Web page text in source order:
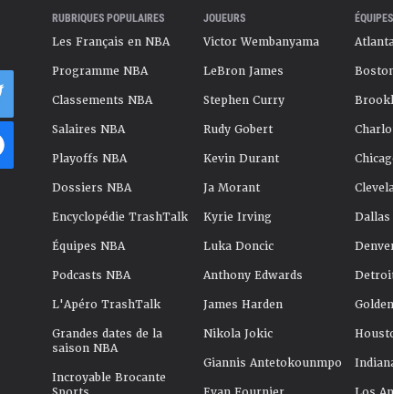
RUBRIQUES POPULAIRES
Les Français en NBA
Programme NBA
Classements NBA
Salaires NBA
Playoffs NBA
Dossiers NBA
Encyclopédie TrashTalk
Équipes NBA
Podcasts NBA
L'Apéro TrashTalk
Grandes dates de la
saison NBA
Incroyable Brocante
JOUEURS
Victor Wembanyama
LeBron James
Stephen Curry
Rudy Gobert
Kevin Durant
Ja Morant
Kyrie Irving
Luka Doncic
Anthony Edwards
James Harden
Nikola Jokic
Giannis Antetokounmpo
ÉQUIPES